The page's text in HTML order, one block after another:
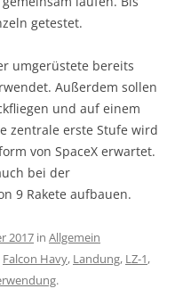
getestet.
umgerüstete bereits
Außerdem sollen
und auf einem
zentrale erste Stufe wird
von SpaceX erwartet.
bei der
9 Rakete aufbauen.
2017 in Allgemein
Falcon Havy, Landung, LZ-1,
.